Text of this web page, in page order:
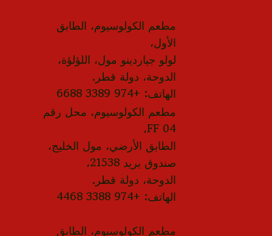
مطعم الكولوسيوم، الطابق
الأول،
لولو جياردينو مول، اللؤلؤة،
الدوحة، دولة قطر.
الهاتف: +974 3389 6688
مطعم الكولوسيوم، محل رقم
FF 04،
الطابق الأرضي، مول الخليج،
صندوق بريد 21538،
الدوحة، دولة قطر.
الهاتف: +974 3388 4468
مطعم الكولوسيوم، الطابق